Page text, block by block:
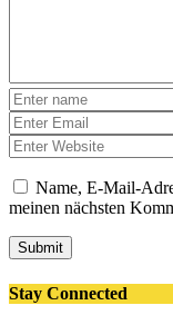
Name, E-Mail-
meinen nächsten
Submit
Stay Connected